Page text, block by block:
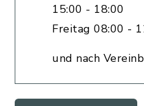
15:00 - 18:00
Freitag 08:00 -
und nach